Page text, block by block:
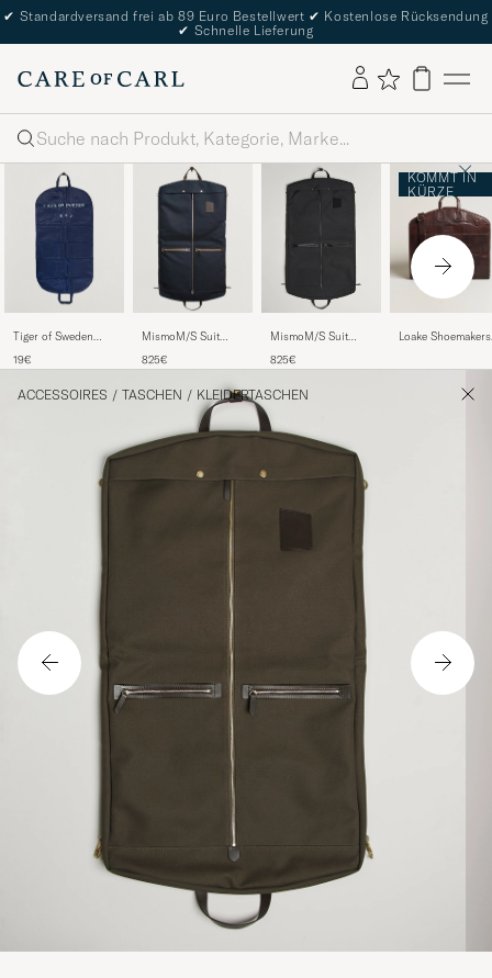
✔ Standardversand frei ab 89 Euro Bestellwert ✔ Kostenlose Rücksendung
✔ Schnelle Lieferung
Suche
Tiger of Sweden
19€
MismoM/S Suit
Brown
825€
MismoM/S Suit
Black/Black
825€
KOMMT IN
KÜRZE
Loake Shoemakers
Carrier Brown
ACCESSOIRES / TASCHEN / KLEIDERTASCHEN